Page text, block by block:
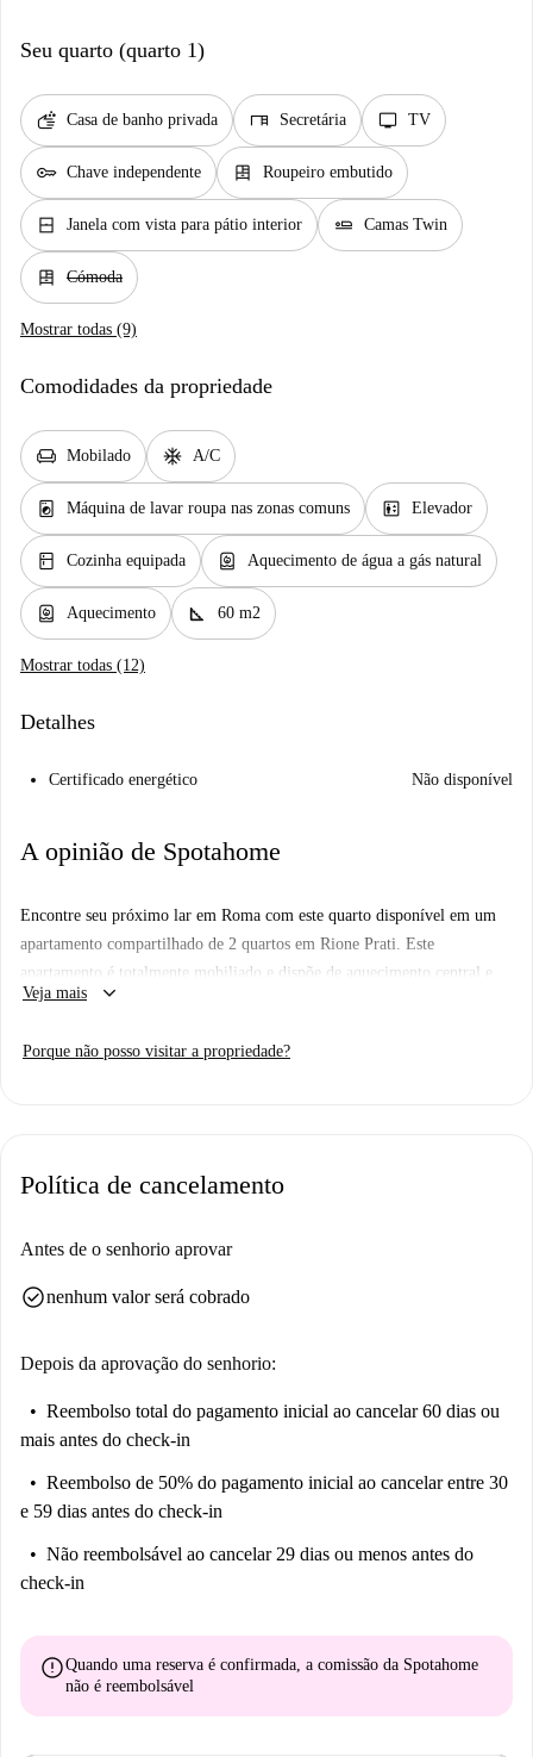
Seu quarto (quarto 1)
soap Casa de banho privada desk Secretária tv TV
key Chave independente dresser Roupeiro embutido
window_closed Janela com vista para pátio interior airline_seat_flat Camas Twin
dresser Cómoda
Mostrar todas (9)
Comodidades da propriedade
chair Mobilado ac_unit A/C
local_laundry_service Máquina de lavar roupa nas zonas comuns elevator Elevador
kitchen Cozinha equipada water_heater Aquecimento de água a gás natural
water_heater Aquecimento square_foot 60 m2
Mostrar todas (12)
Detalhes
Certificado energético Não disponível
A opinião de Spotahome
Encontre seu próximo lar em Roma com este quarto disponível em um
apartamento compartilhado de 2 quartos em Rione Prati. Este
apartamento é totalmente mobiliado e dispõe de aquecimento central e
ar-condicionado individual para garantir conforto durante toda a sua
necessidades culinárias. As comodidades adicionais incluem acesso à
Situado em Rione Prati, este apartamento oferece curtas distâncias de
Ponte Regina Margherita e a Piazza Bastianizza, proporcionando um
Augustae e outros locais importantes são facilmente acessíveis a partir da
Veja mais keyboard_arrow_down
Porque não posso visitar a propriedade?
Política de cancelamento
Antes de o senhorio aprovar
check_circlenenhum valor será cobrado
Depois da aprovação do senhorio:
Reembolso total do pagamento inicial ao cancelar 60 dias ou
mais antes do check-in
Reembolso de 50% do pagamento inicial ao cancelar entre 30
e 59 dias antes do check-in
Não reembolsável ao cancelar 29 dias ou menos antes do
check-in
errorQuando uma reserva é confirmada, a comissão da Spotahome
não é reembolsável